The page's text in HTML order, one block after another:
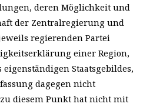
deren Möglichkeit und
der Zentralregierung und
regierenden Partei
einer Region,
eigenständigen Staatsgebildes,
dagegen nicht
diesem Punkt hat nicht mit